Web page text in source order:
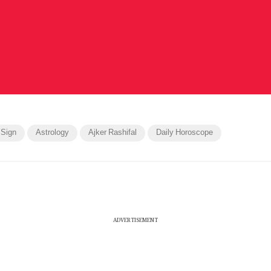
Astrology Ajker Rashifal Daily Horoscope
ADVERTISEMENT